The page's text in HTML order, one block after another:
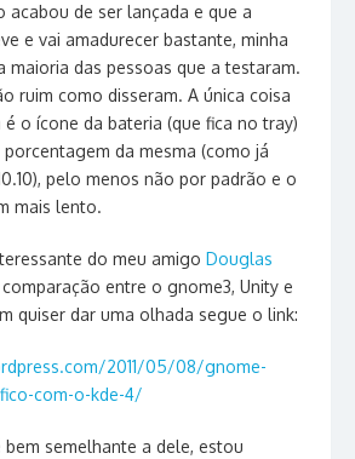
acabou de ser lançada e que a
e vai amadurecer bastante, minha
maioria das pessoas que a testaram.
ruim como disseram. A única coisa
o ícone da bateria (que fica no tray)
da mesma (como já
pelo menos não por padrão e o
mais lento.
do meu amigo Douglas
entre o gnome3, Unity e
quiser dar uma olhada segue o link:
2011/05/08/gnome-
com-o-kde-4/
semelhante a dele, estou